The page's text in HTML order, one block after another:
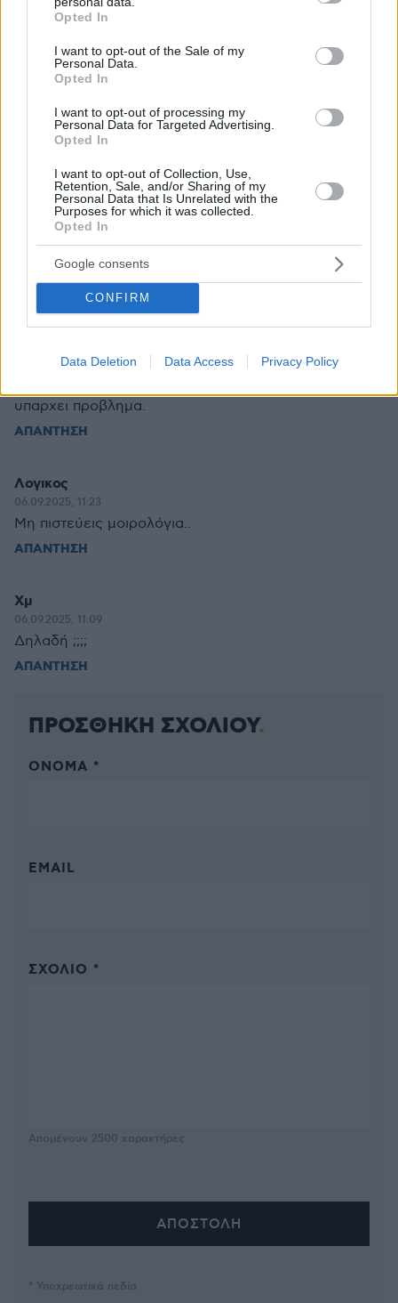
grant or deny consent to Google and its third-party tags to
use your data for below specified purposes in below Google
consent section.
Opted In
I want to opt-out of the Sale of my
Personal Data.
Opted In
I want to opt-out of processing my
Personal Data for Targeted Advertising.
Opted In
I want to opt-out of Collection, Use,
Retention, Sale, and/or Sharing of my
Personal Data that Is Unrelated with the
Purposes for which it was collected.
Opted In
Google consents
CONFIRM
Data Deletion Data Access Privacy Policy
βασίζεται σε τέτοια τεχνάσματα μπας και τη δει
ΑΠΑΝΤΗΣΗ
06.09.2025, 11:54
Ούτε οι πρώτοι είναι, ούτε οι τελευταίοι που κάνουν
το διαφημιστικό κόλπο να πουν ότι τα έχουν για να
πουλήσουν την ταινία τους. Επόμενο κόλπο;
ΑΠΑΝΤΗΣΗ
Γνώστης
06.09.2025, 11:31
ιχνος. Για κανα βιντεο παλι απο το κοτερο, με ξυλινο
υπαρχει προβλημα.
ΑΠΑΝΤΗΣΗ
Λογικος
06.09.2025, 11:23
Μη πιστεύεις μοιρολόγια..
ΑΠΑΝΤΗΣΗ
Χμ
06.09.2025, 11:09
Δηλαδή ;;;;
ΑΠΑΝΤΗΣΗ
ΠΡΟΣΘΗΚΗ ΣΧΟΛΙΟΥ
ΌΝΟΜΑ *
EMAIL
ΣΧΌΛΙΟ *
Απομένουν 2500 χαρακτήρες
* Υποχρεωτικά πεδία